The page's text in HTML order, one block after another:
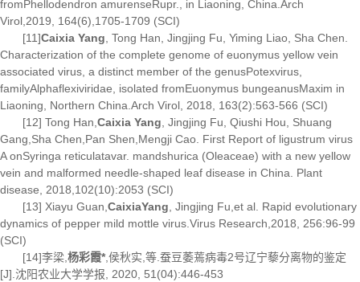
fromPhellodendron amurenseRupr., in Liaoning, China.Arch
Virol,2019, 164(6),1705-1709 (SCI)
[11]Caixia Yang , Tong Han, Jingjing Fu, Yiming Liao, Sha Chen.
Characterization of the complete genome of euonymus yellow vein
associated virus, a distinct member of the genusPotexvirus
familyAlphaflexiviridae , isolated fromEuonymus bungeanusMaxim in
Liaoning, Northern China.Arch Virol, 2018, 163(2):563-566 (SCI)
[12] Tong Han, Caixia Yang , Jingjing Fu, Qiushi Hou, Shuang
Gang,Sha Chen,Pan Shen,Mengji Cao. First Report of ligustrum virus
A onSyringa reticulatavar. mandshurica (Oleaceae) with a new yellow
vein and malformed needle-shaped leaf disease in China. Plant
disease, 2018,102(10):2053 (SCI)
[13] Xiayu Guan, CaixiaYang , Jingjing Fu,et al. Rapid evolutionary
dynamics of pepper mild mottle virus.Virus Research,2018, 256:96-99
(SCI)
[14]李梁, 杨彩霞*,侯秋实,等.蚕豆萎蔫病毒2号辽宁藜分离物的鉴定
[J].沈阳农业大学学报, 2020, 51(04):446-453